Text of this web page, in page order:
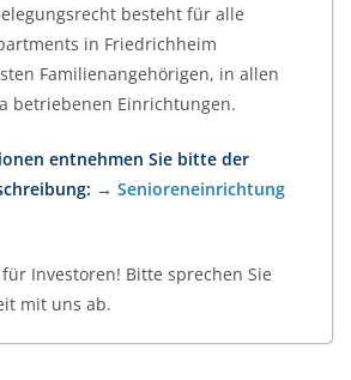
besteht für alle
in Friedrichheim
Familienangehörigen, in allen
betriebenen Einrichtungen.
entnehmen Sie bitte der
→ Senioreneinrichtung
Investoren! Bitte sprechen Sie
mit uns ab.